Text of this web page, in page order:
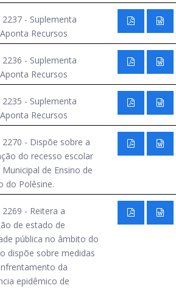
- Suplementa
Recursos
- Suplementa
Recursos
- Suplementa
Recursos
- Dispõe sobre a
do recesso escolar
Municipal de Ensino de
do Polêsine.
- Reitera a
de estado de
pública no âmbito do
dispõe sobre medidas
da
epidêmico de